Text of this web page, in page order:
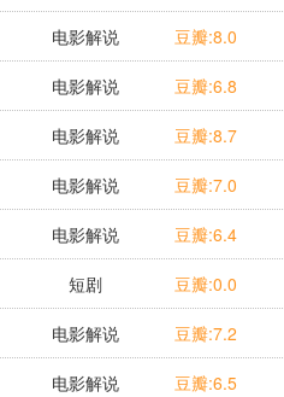
电影解说 豆瓣:8.0
电影解说 豆瓣:6.8
电影解说 豆瓣:8.7
电影解说 豆瓣:7.0
电影解说 豆瓣:6.4
短剧 豆瓣:0.0
电影解说 豆瓣:7.2
电影解说 豆瓣:6.5